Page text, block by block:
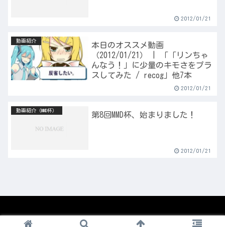
2012/01/21
動画紹介
本日のオススメ動画
（2012/01/21） | 「「リンちゃ
んなう！」に少量のキモさをプラ
スしてみた / recog」他7本
2012/01/21
動画紹介（MMD杯）
第8回MMD杯、始まりました！
2012/01/21